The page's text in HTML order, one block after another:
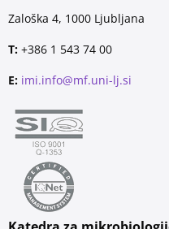
Zaloška 4, 1000 Ljubljana
T: +386 1 543 74 00
E: imi.info@mf.uni-lj.si